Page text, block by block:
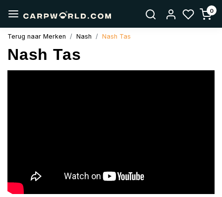
0
Terug naar Merken Nash Nash Tas
Nash Tas